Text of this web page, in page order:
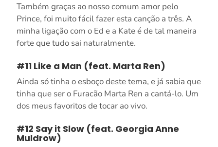
Também graças ao nosso comum amor pelo
Prince, foi muito fácil fazer esta canção a três. A
minha ligação com o Ed e a Kate é de tal maneira
forte que tudo sai naturalmente.
#11 Like a Man (feat. Marta Ren)
Ainda só tinha o esboço deste tema, e já sabia que
tinha que ser o Furacão Marta Ren a cantá-lo. Um
dos meus favoritos de tocar ao vivo.
#12 Say it Slow (feat. Georgia Anne
Muldrow)